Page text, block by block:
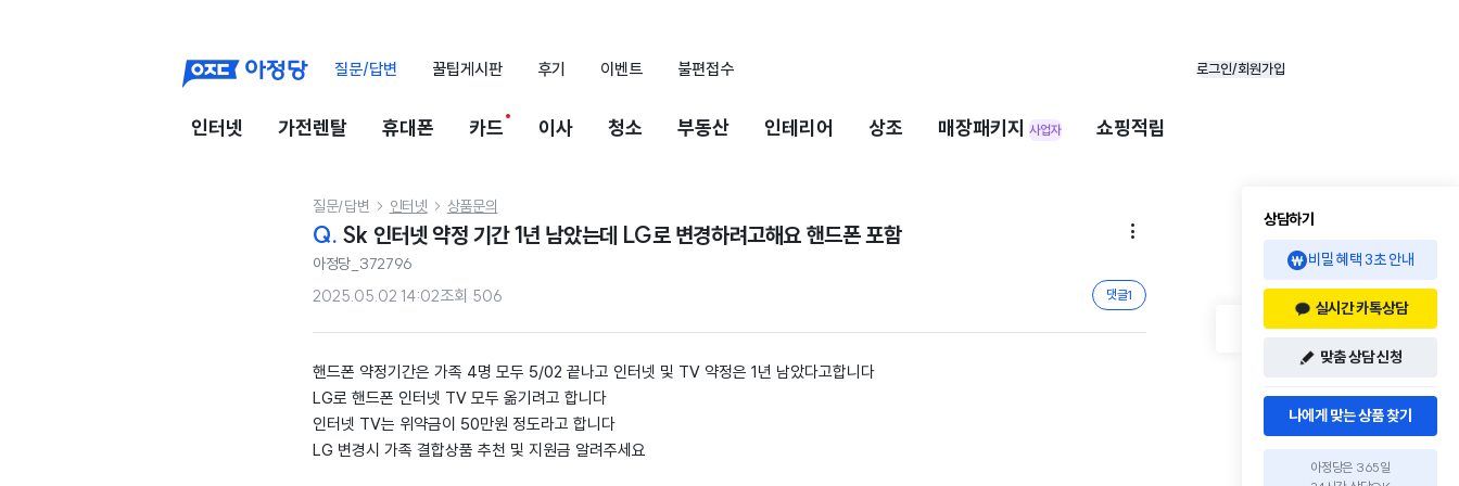
질문/답변 꿀팁게시판 후기 이벤트 불편접수 로그인/회원가입
인터넷 가전렌탈 휴대폰 카드 이사 청소 부동산 인테리어 상조 매장패키지 사업자 쇼핑적립
질문/답변  인터넷  상품문의
Q. Sk 인터넷 약정 기간 1년 남았는데 LG로 변경하려고해요 핸드폰 포함 
아정당_372796
2025.05.02 14:02조회 506 댓글1
핸드폰 약정기간은 가족 4명 모두 5/02 끝나고 인터넷 및 TV 약정은 1년 남았다고합니다
LG로 핸드폰 인터넷 TV 모두 옮기려고 합니다
인터넷 TV는 위약금이 50만원 정도라고 합니다
LG 변경시 가족 결합상품 추천 및 지원금 알려주세요
상담하기
비밀 혜택 3초 안내
실시간 카톡상담
맞춤 상담 신청
나에게 맞는 상품 찾기
아정당은 365일